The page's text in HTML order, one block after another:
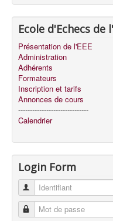
Ecole d'Echecs de
Présentation de l'EEE
Administration
Adhérents
Formateurs
Inscription et tarifs
Annonces de cours
------------------------------
Calendrier
Login Form
Identifiant
Mot de passe